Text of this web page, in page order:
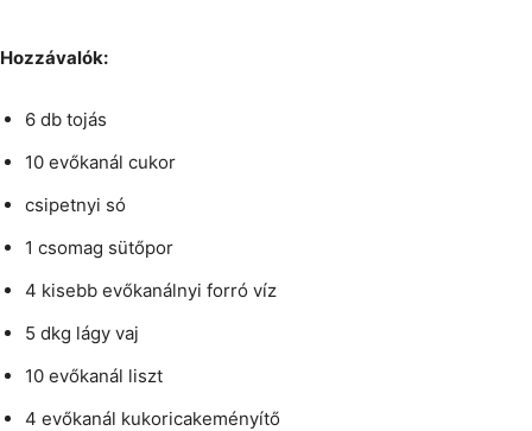
Hozzávalók:
6 db tojás
10 evőkanál cukor
csipetnyi só
1 csomag sütőpor
4 kisebb evőkanálnyi forró víz
5 dkg lágy vaj
10 evőkanál liszt
4 evőkanál kukoricakeményítő